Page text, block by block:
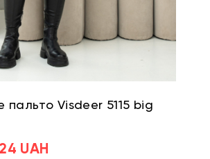
пальто Visdeer 5115 big
UAH